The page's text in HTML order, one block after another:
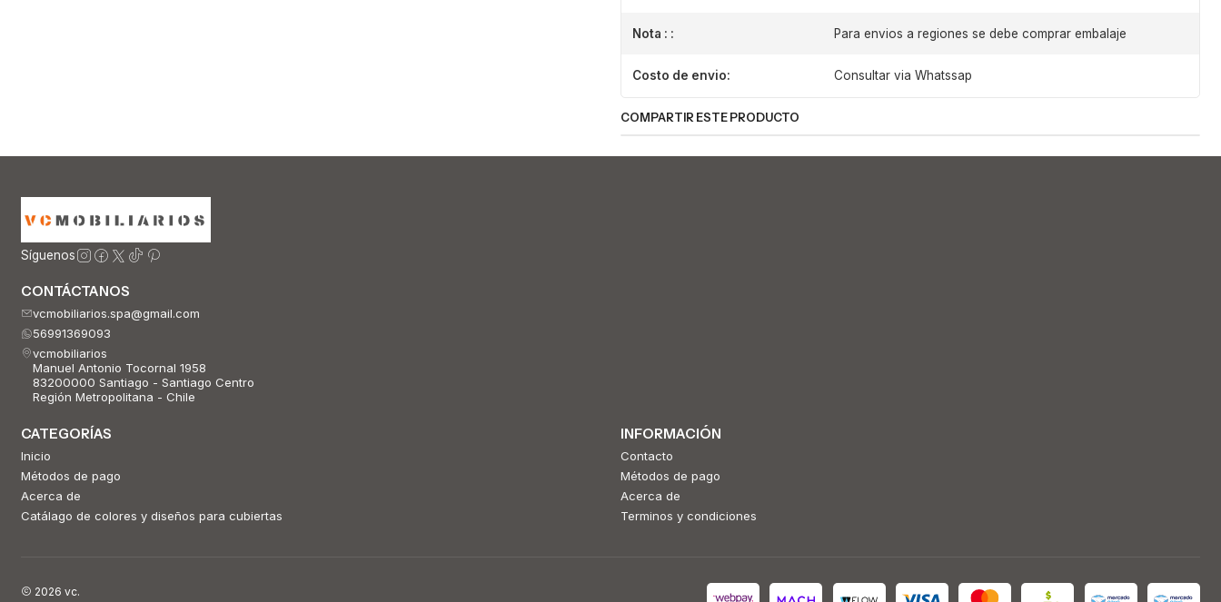
Nota : : Para envios a regiones se debe comprar embalaje
Costo de envio: Consultar via Whatssap
COMPARTIR ESTE PRODUCTO
Síguenos
CONTÁCTANOS
vcmobiliarios.spa@gmail.com
56991369093
vcmobiliarios
Manuel Antonio Tocornal 1958
83200000 Santiago - Santiago Centro
Región Metropolitana - Chile
CATEGORÍAS
Inicio
Métodos de pago
Acerca de
Catálago de colores y diseños para cubiertas
INFORMACIÓN
Contacto
Métodos de pago
Acerca de
Terminos y condiciones
2026 vc.